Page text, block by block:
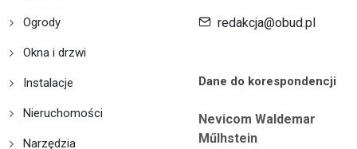
Ogrody
Okna i drzwi
Instalacje
Nieruchomości
Narzędzia
redakcja@obud.pl
Dane do korespondencji
Nevicom Waldemar
Műlhstein